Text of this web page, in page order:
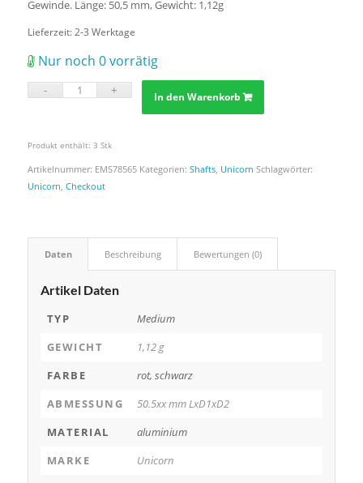
Gewinde. Länge: 50,5 mm, Gewicht: 1,12g
Lieferzeit: 2-3 Werktage
Nur noch 0 vorrätig
In den Warenkorb
Produkt enthält: 3 Stk
Artikelnummer: EMS78565 Kategorien: Shafts, Unicorn Schlagwörter:
Unicorn, Checkout
Daten Beschreibung Bewertungen (0)
Artikel Daten
TYP
Medium
GEWICHT
1,12 g
FARBE
rot, schwarz
ABMESSUNG
50.5xx mm LxD1xD2
MATERIAL
aluminium
MARKE
Unicorn